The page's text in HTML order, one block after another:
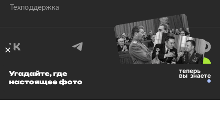
Техподдержка
© 1999–2026 Все права защищены.
Угадайте, где
настоящее фото